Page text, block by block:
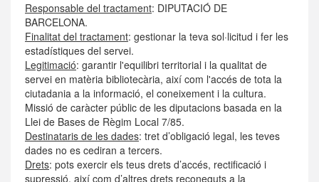
Responsable del tractament: DIPUTACIÓ DE
BARCELONA.
Finalitat del tractament: gestionar la teva sol·licitud i fer les
estadístiques del servei.
Legitimació: garantir l'equilibri territorial i la qualitat de
servei en matèria bibliotecària, així com l'accés de tota la
ciutadania a la informació, el coneixement i la cultura.
Missió de caràcter públic de les diputacions basada en la
Llei de Bases de Règim Local 7/85.
Destinataris de les dades: tret d’obligació legal, les teves
dades no es cediran a tercers.
Drets: pots exercir els teus drets d’accés, rectificació i
supressió, així com d’altres drets reconeguts a la